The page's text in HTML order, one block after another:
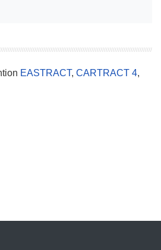
EASTRACT, CARTRACT 4,